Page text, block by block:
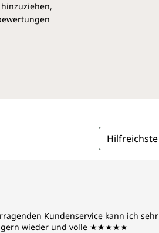
Kundenservice kann ich
gern wieder und volle ★★★★★